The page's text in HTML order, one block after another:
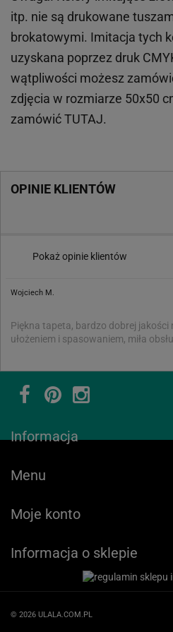
itp. nie są drukowane
brokatowymi. Imitacja tych
uzyskana poprzez druk
wątpliwości możesz
zdjęcia w rozmiarze 50x50
zamówićTUTAJ.
OPINIE KLIENTÓW
Pokaż opinie klientów
Wojciech M.
Piękna tapeta, bardzo dobrej jakości
ułożeniem i spasowaniem, miła
Informacja
Menu
Moje konto
Informacja o sklepie
© 2026 ULALA.COM.PL